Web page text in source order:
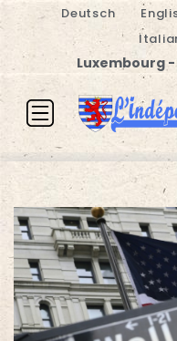
Deutsch
Luxembourg -